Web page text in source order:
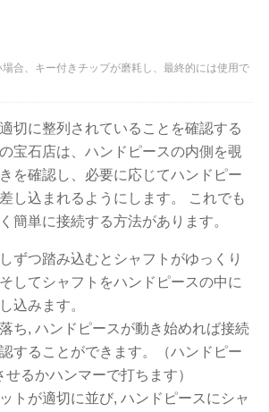
合、キー付きチップが磨耗し、最終的には使用で
切に整列されていることを確認する
宝石店は、ハンドピースの内側を覗
を確認し、必要に応じてハンドピー
し込まれるようにします。 これでも
簡単に接続する方法があります。
ずつ踏み込むとシャフトがゆっくり
してシャフトをハンドピースの中に
込みます。
ち, ハンドピースが動き始めれば接続
することができます。（ハンドピー
るかハンマーで打ちます）
トが適切に並び, ハンドピースにシャ